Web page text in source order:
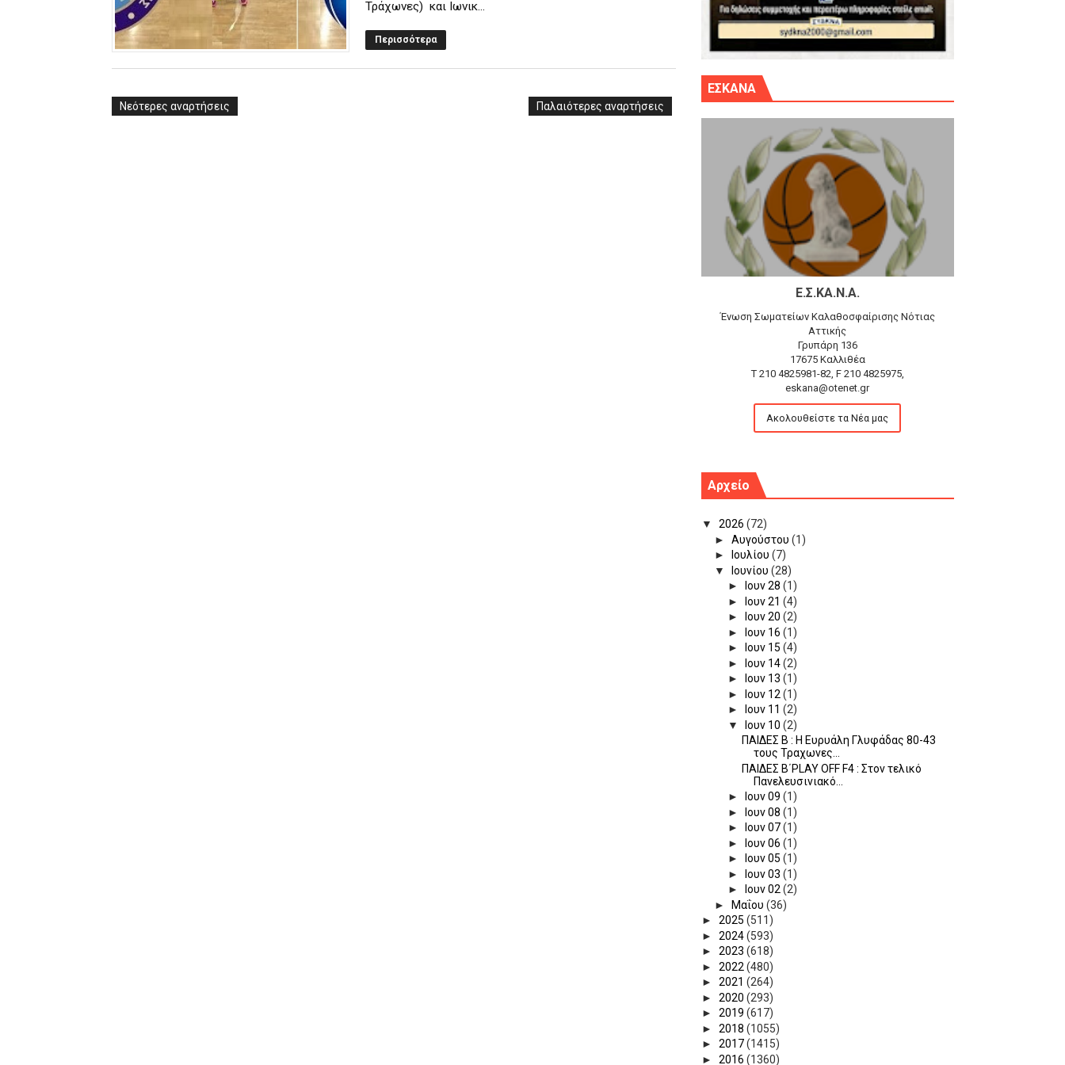
ΧΡΟΝΙΑ ΠΟΛΛΑ ΣΤΟ ΕΛΛΗΝΙΚΟ ΜΠΑΣΚΕΤ : 39Η ΕΠΕΤΕΙΟΣ ΑΠΟ ΤΟ ΕΠΟΣ ΤΟΥ 1987
Ο δρόμος για τον 29ο τελικό κυπέλλου ανδρών ΕΣΚΑΝΑ Μανδραϊκός Προοδευτική στο νέο κλ. Αγίου Δημητρίου την Κυριακή 14.6.26
U21: Τεράστια πρόκριση για τον Πανελευσινιακό στον τελικό αύριο με Αρετσού (το video του αγώνα)
Γ΄ανδρών play offs : "Σκληρό" καρύδι η Φιλία Περάματος έφερε την σειρά στα ίσια (1-1) νίκησε τον Προφήτη Ηλία 78-74 στα Καμίνια
Τράχωνες) και Ιωνικ...
Περισσότερα
Νεότερες αναρτήσεις Παλαιότερες αναρτήσεις
ΕΣΚΑΝΑ
Ε.Σ.ΚΑ.Ν.Α.
Ένωση Σωματείων Καλαθοσφαίρισης Νότιας
Αττικής
Γρυπάρη 136
17675 Καλλιθέα
T 210 4825981-82, F 210 4825975,
eskana@otenet.gr
Ακολουθείστε τα Νέα μας
Αρχείο
▼ 2026 (72)
►Αυγούστου(1)
►
Ιουλίου(7)
▼
Ιουνίου(28)
►
Ιουν 28(1)
►
Ιουν 21(4)
►
Ιουν 20(2)
►
Ιουν 16(1)
►
Ιουν 15(4)
►
Ιουν 14(2)
►
Ιουν 13(1)
►
Ιουν 12(1)
►
Ιουν 11(2)
▼
Ιουν 10(2)
ΠΑΙΔΕΣ Β : Η Ευρυάλη Γλυφάδας 80-43
τους Τραχωνες...
ΠΑΙΔΕΣ Β΄PLAY OFF F4 : Στον τελικό
Πανελευσινιακό...
►
Ιουν 09(1)
►
Ιουν 08(1)
►
Ιουν 07(1)
►
Ιουν 06(1)
►
Ιουν 05(1)
►
Ιουν 03(1)
►
Ιουν 02(2)
► Μαΐου(36)
► 2025 (511)
► 2024(593)
► 2023 (618)
► 2022 (480)
► 2021 (264)
► 2020 (293)
► 2019 (617)
► 2018 (1055)
► 2017(1415)
► 2016 (1360)